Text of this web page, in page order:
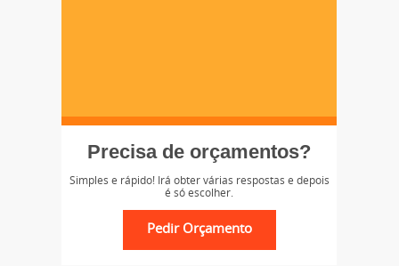
Precisa de orçamentos?
Simples e rápido! Irá obter várias respostas e depois
é só escolher.